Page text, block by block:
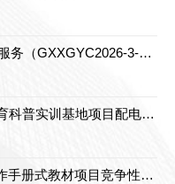
2026年度人事考试防作弊设备租赁服务（GXXGYC2026-3-002）竞争性磋商公告
广西水利电力职业技术学院水情教育科普实训基地项目配电设备采购竞争性谈判公告
AI赋能数字教材建设与教培一体工作手册式教材项目竞争性磋商公告